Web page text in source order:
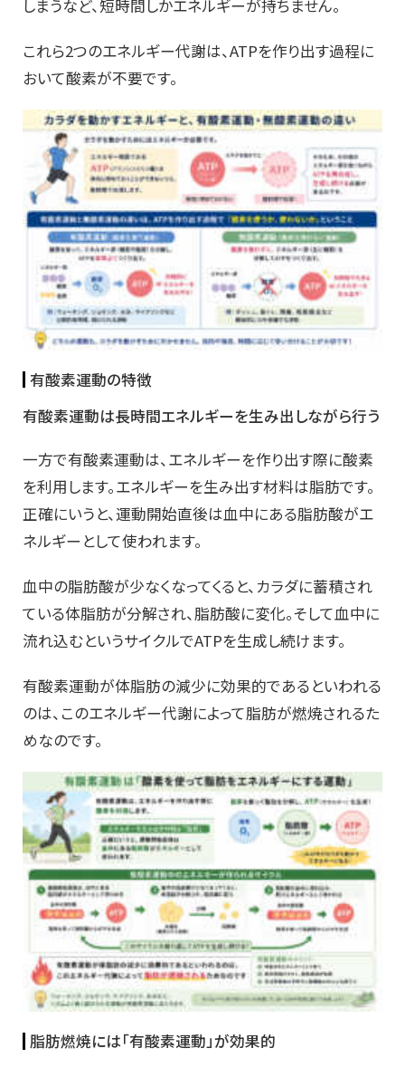
しまうなど、短時間しかエネルギーが持ちません。
これら2つのエネルギー代謝は、ATPを作り出す過程に
おいて酸素が不要です。
有酸素運動の特徴
有酸素運動は長時間エネルギーを生み出しながら行う
一方で有酸素運動は、エネルギーを作り出す際に酸素
を利用します。エネルギーを生み出す材料は脂肪です。
正確にいうと、運動開始直後は血中にある脂肪酸がエ
ネルギーとして使われます。
血中の脂肪酸が少なくなってくると、カラダに蓄積され
ている体脂肪が分解され、脂肪酸に変化。そして血中に
流れ込むというサイクルでATPを生成し続けます。
有酸素運動が体脂肪の減少に効果的であるといわれる
のは、このエネルギー代謝によって脂肪が燃焼されるた
めなのです。
脂肪燃焼には「有酸素運動」が効果的